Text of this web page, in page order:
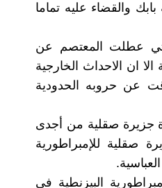
والقضاء عليه تماما
عطلت المعتصم عن
ان الاحداث الخارجية
عن حروبه الحدودية
جزيرة صقلية من أجدى
صقلية للإمبراطورية
البيزنطية في